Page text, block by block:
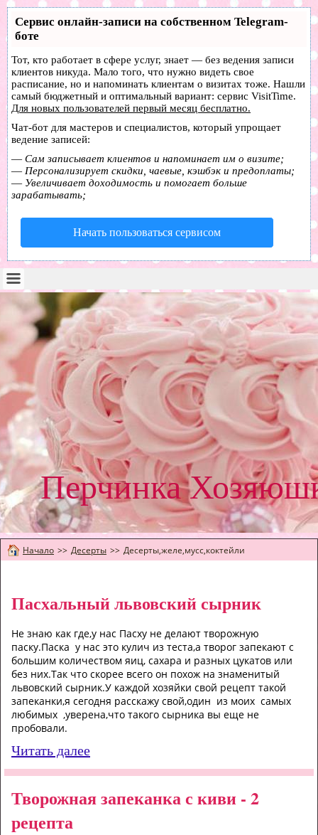
Сервис онлайн-записи на собственном Telegram-
боте
Тот, кто работает в сфере услуг, знает — без ведения записи
клиентов никуда. Мало того, что нужно видеть свое
расписание, но и напоминать клиентам о визитах тоже. Нашли
самый бюджетный и оптимальный вариант: сервис VisitTime.
Для новых пользователей первый месяц бесплатно.
Чат-бот для мастеров и специалистов, который упрощает
ведение записей:
— Сам записывает клиентов и напоминает им о визите;
— Персонализирует скидки, чаевые, кэшбэк и предоплаты;
— Увеличивает доходимость и помогает больше
зарабатывать;
Начать пользоваться сервисом
Перчинка
Начало >> Десерты >> Десерты,желе,мусс,коктейли
Пасхальный львовский сырник
Не знаю как где,у нас Пасху не делают творожную
паску.Паска у нас это кулич из теста,а творог запекают с
большим количеством яиц, сахара и разных цукатов или
без них.Так что скорее всего он похож на знаменитый
львовский сырник.У каждой хозяйки свой рецепт такой
запеканки,я сегодня расскажу свой,один из моих самых
любимых ,уверена,что такого сырника вы еще не
пробовали.
Читать далее
Творожная запеканка с киви - 2
рецепта